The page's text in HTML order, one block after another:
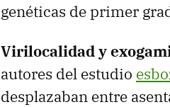
genéticas de primer
Virilocalidad y
autores del estudio
desplazaban entre